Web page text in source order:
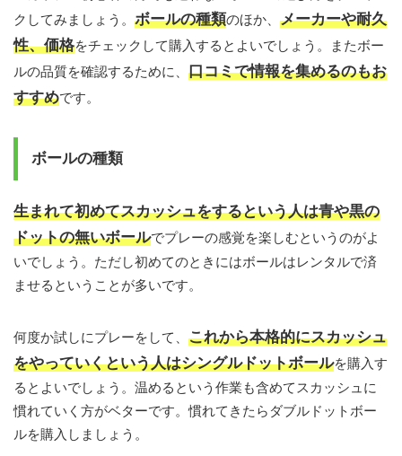
クしてみましょう。 ボールの種類のほか、 メーカーや耐久
性、価格をチェックして購入するとよいでしょう。またボー
ルの品質を確認するために、 口コミで情報を集めるのもお
すすめです。
ボールの種類
生まれて初めてスカッシュをするという人は青や黒の
ドットの無いボールでプレーの感覚を楽しむというのがよ
いでしょう。ただし初めてのときにはボールはレンタルで済
ませるということが多いです。
何度か試しにプレーをして、 これから本格的にスカッシュ
をやっていくという人はシングルドットボールを購入す
るとよいでしょう。温めるという作業も含めてスカッシュに
慣れていく方がベターです。慣れてきたらダブルドットボー
ルを購入しましょう。